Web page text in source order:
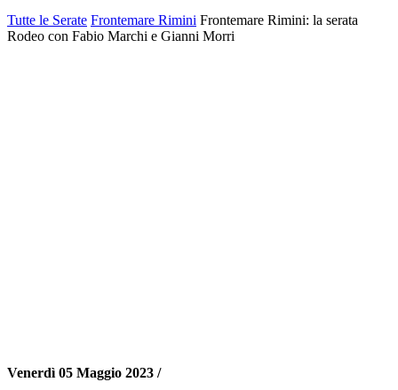
Tutte le Serate Frontemare Rimini Frontemare Rimini: la serata
Rodeo con Fabio Marchi e Gianni Morri
Venerdì 05 Maggio 2023 /